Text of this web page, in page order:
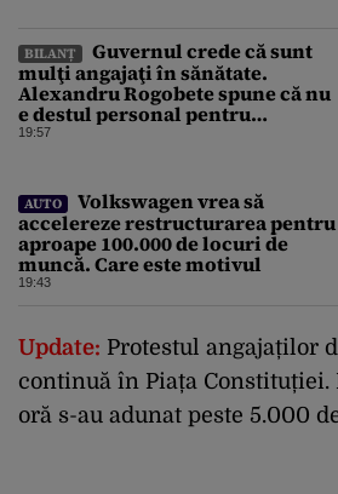
BILANȚ
Guvernul crede că sunt
mulţi angajaţi în sănătate.
Alexandru Rogobete spune că nu
e destul personal pentru
combaterea infecţiilor
19:57
AUTO
Volkswagen vrea să
accelereze restructurarea pentru
aproape 100.000 de locuri de
muncă. Care este motivul
19:43
Update: Protestul angajaților
continuă în Piața Constituției.
oră s-au adunat peste 5.000